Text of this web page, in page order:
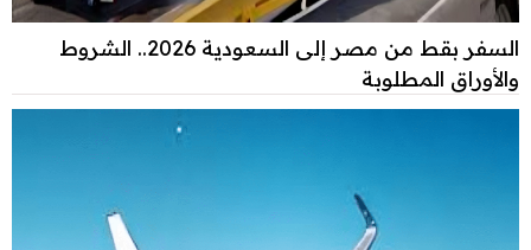
السفر بقط من مصر إلى السعودية 2026.. الشروط
والأوراق المطلوبة